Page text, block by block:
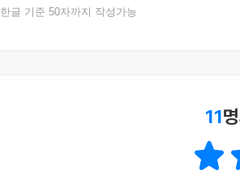
한글 기준 50자까지 작성가능
11